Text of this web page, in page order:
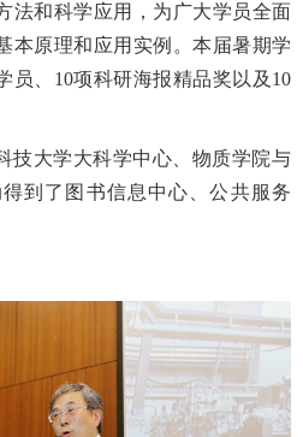
法和科学应用，为广大学员全面
本原理和应用实例。本届暑期学
员、10项科研海报精品奖以及10
技大学大科学中心、物质学院与
到了图书信息中心、公共服务